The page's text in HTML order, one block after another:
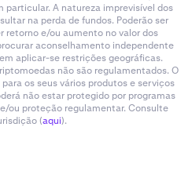
A natureza imprevisível dos
na perda de fundos. Poderão ser
retorno e/ou aumento no valor dos
aconselhamento independente
aplicar-se restrições geográficas.
não são regulamentados. O
os seus vários produtos e serviços
não estar protegido por programas
ou proteção regulamentar. Consulte
(aqui).